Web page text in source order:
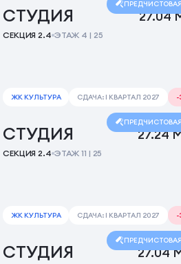
СТУДИЯ
СЕКЦИЯ 2.4 ЭТАЖ 4 | 25
27.04
ЖК КУЛЬТУРА СДАЧА: I КВАРТАЛ 2027 -
СТУДИЯ
СЕКЦИЯ 2.4 ЭТАЖ 11 | 25
27.24
ЖК КУЛЬТУРА СДАЧА: I КВАРТАЛ 2027 -
СТУДИЯ 27.04